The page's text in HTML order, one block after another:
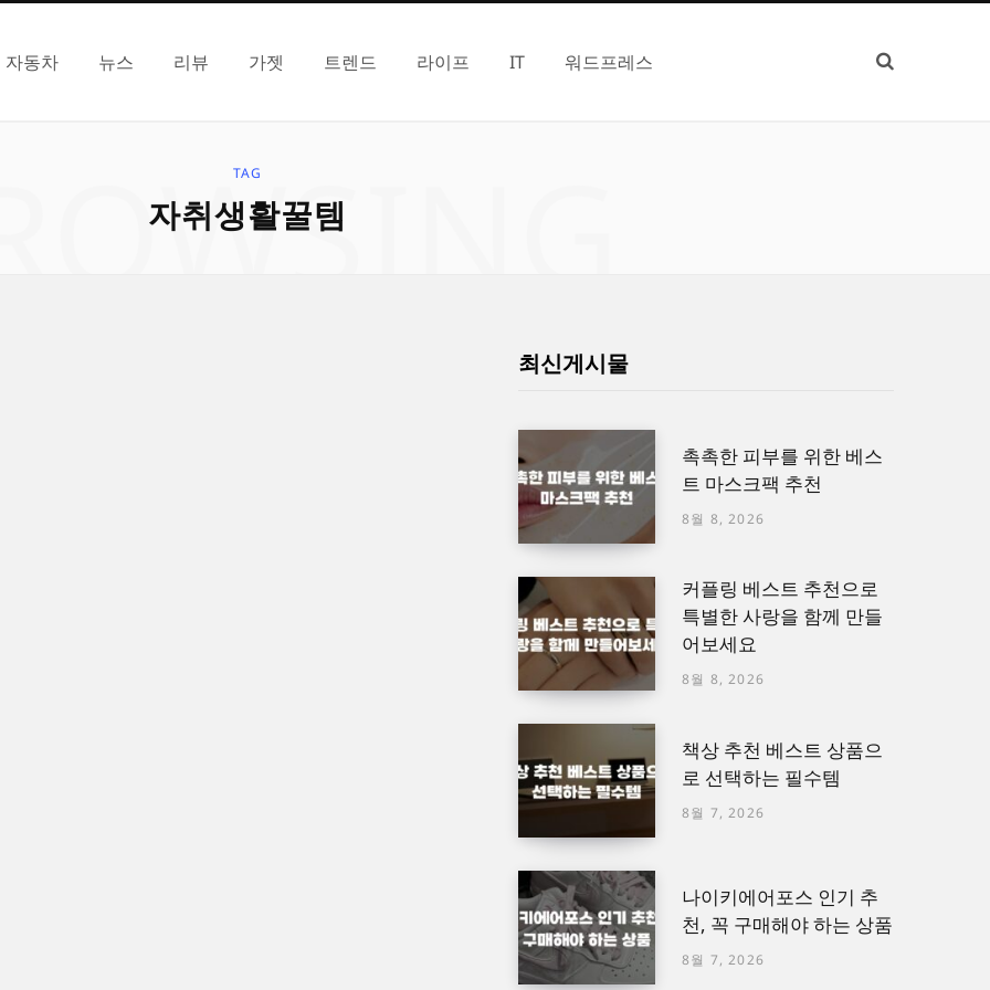
자동차 뉴스 리뷰 가젯 트렌드 라이프 IT 워드프레스
TAG
자취생활꿀템
최신게시물
촉촉한 피부를 위한 베스
트 마스크팩 추천
8월 8, 2026
커플링 베스트 추천으로
특별한 사랑을 함께 만들
어보세요
8월 8, 2026
책상 추천 베스트 상품으
로 선택하는 필수템
8월 7, 2026
나이키에어포스 인기 추
천, 꼭 구매해야 하는 상품
8월 7, 2026